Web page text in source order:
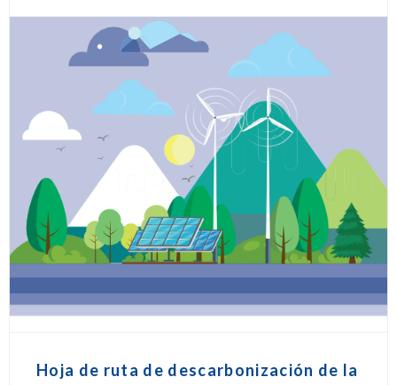
Hoja de ruta de descarbonización de la